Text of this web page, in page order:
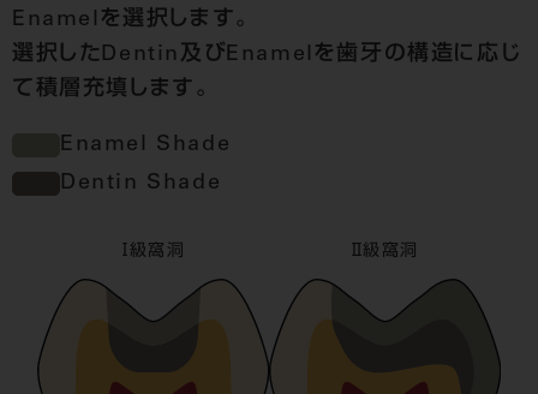
Enamelを選択します。
選択したDentin及びEnamelを歯牙の構造に応じ
て積層充填します。
Enamel Shade
Dentin Shade
Ⅰ級窩洞 Ⅱ級窩洞